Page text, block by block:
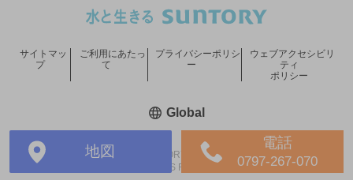
地図
電話
0797-267-070
COPYRIGHT © SUNTORY HOLDINGS LIMITED.
ALL RIGHTS RESERVED.
サイトマッ
プ
ご利用にあたっ
て
プライバシーポリシ
ー
ウェブアクセシビリ
ティ
ポリシー
Global新しいウィンドウで開く